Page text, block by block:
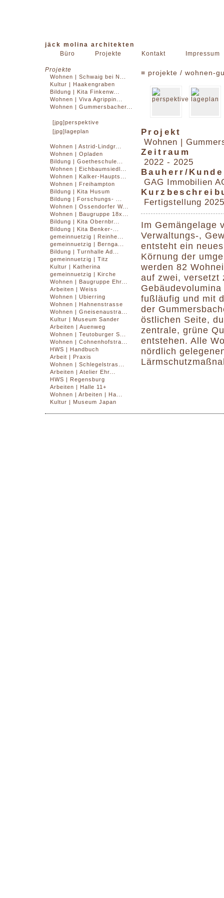
jäck molina architekten
Büro
Projekte Kontakt Impressum
Projekte
Wohnen | Schwaig bei N...
Kultur | Haakengraben
Bildung | Kita Finkenw...
Wohnen | Viva Agrippin...
Wohnen | Gummersbacher...
[jpg]perspektive
[jpg]lageplan
Wohnen | Astrid-Lindgr...
Wohnen | Opladen
Bildung | Goetheschule...
Wohnen | Eichbaumsiedl...
Wohnen | Kalker-Haupts...
Wohnen | Freihampton
Bildung | Kita Husum
Bildung | Forschungs- ...
Wohnen | Ossendorfer W...
Wohnen | Baugruppe 18x...
Bildung | Kita Obernbr...
Bildung | Kita Benker-...
gemeinnuetzig | Reinhe...
gemeinnuetzig | Bernga...
Bildung | Turnhalle Ad...
gemeinnuetzig | Titz
Kultur | Katherina
gemeinnuetzig | Kirche
Wohnen | Baugruppe Ehr...
Arbeiten | Weiss
Wohnen | Ubierring
Wohnen | Hahnenstrasse
Wohnen | Gneisenaustra...
Kultur | Museum Sander
Arbeiten | Auenweg
Wohnen | Teutoburger S...
Wohnen | Cohnenhofstra...
HWS | Handbuch
Arbeit | Praxis
Wohnen | Schlegelstras...
Arbeiten | Atelier Ehr...
HWS | Regensburg
Arbeiten | Halle 11+
Wohnen | Arbeiten | Ha...
Kultur | Museum Japan
≡ projekte / wohnen-
Projekt
Wohnen |
Zeitraum
2022 - 2025
Bauherr/Kunde
GAG Immobilien
Fertigstellung 2025
Im Gemängelage
Verwaltungs-,
entsteht ein
Körnung der
werden 82
auf zwei, versetzt
fußläufig und mit
der
östlichen Seite,
zentrale, grüne
entstehen. Alle
nördlich